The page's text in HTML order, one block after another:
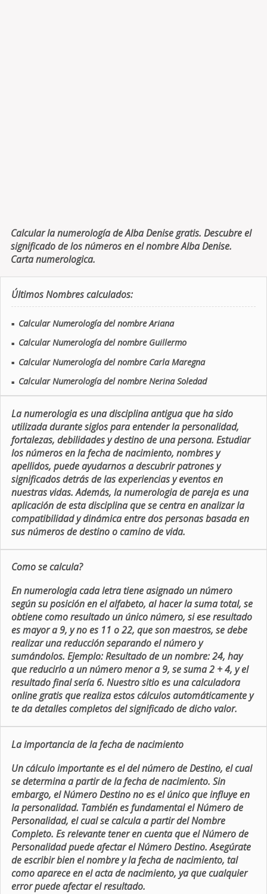
Calcular la numerología de Alba Denise gratis. Descubre el
significado de los números en el nombre Alba Denise.
Carta numerologica.
Últimos Nombres calculados:
■ Calcular Numerología del nombre Ariana
■ Calcular Numerología del nombre Guillermo
■ Calcular Numerología del nombre Carla Maregna
■ Calcular Numerología del nombre Nerina Soledad
La numerologia es una disciplina antigua que ha sido
utilizada durante siglos para entender la personalidad,
fortalezas, debilidades y destino de una persona. Estudiar
los números en la fecha de nacimiento, nombres y
apellidos, puede ayudarnos a descubrir patrones y
significados detrás de las experiencias y eventos en
nuestras vidas. Además, la numerologia de pareja es una
aplicación de esta disciplina que se centra en analizar la
compatibilidad y dinámica entre dos personas basada en
sus números de destino o camino de vida.
Como se calcula?
En numerologia cada letra tiene asignado un número
según su posición en el alfabeto, al hacer la suma total, se
obtiene como resultado un único número, si ese resultado
es mayor a 9, y no es 11 o 22, que son maestros, se debe
realizar una reducción separando el número y
sumándolos. Ejemplo: Resultado de un nombre: 24, hay
que reducirlo a un número menor a 9, se suma 2 + 4, y el
resultado final sería 6. Nuestro sitio es una calculadora
online gratis que realiza estos cálculos automáticamente y
te da detalles completos del significado de dicho valor.
La importancia de la fecha de nacimiento
Un cálculo importante es el del número de Destino, el cual
se determina a partir de la fecha de nacimiento. Sin
embargo, el Número Destino no es el único que influye en
la personalidad. También es fundamental el Número de
Personalidad, el cual se calcula a partir del Nombre
Completo. Es relevante tener en cuenta que el Número de
Personalidad puede afectar el Número Destino. Asegúrate
de escribir bien el nombre y la fecha de nacimiento, tal
como aparece en el acta de nacimiento, ya que cualquier
error puede afectar el resultado.